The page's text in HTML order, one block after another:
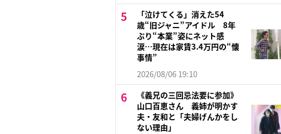
「泣けてくる」消えた54
歳“旧ジャニ”アイドル 8年
ぶり“本業”姿にネット感
涙…現在は家賃3.4万円の“懐
事情”
2026/08/06 19:10
《義兄の三回忌法要に参加》
山口百恵さん 義姉が明かす
夫・友和と「夫婦げんかをし
ない理由」